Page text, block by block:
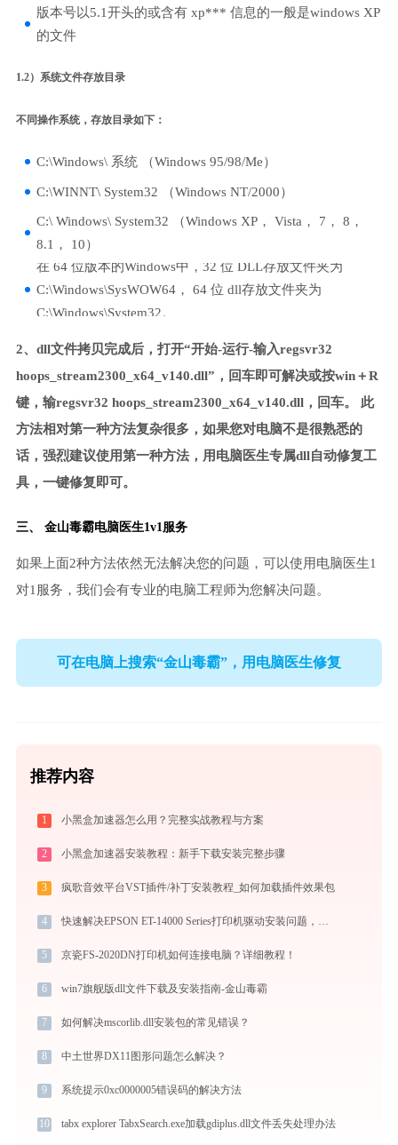
版本号以5.1开头的或含有 xp*** 信息的一般是windows XP
的文件
1.2）系统文件存放目录
不同操作系统，存放目录如下：
C:\Windows\ 系统 （Windows 95/98/Me）
C:\WINNT\ System32 （Windows NT/2000）
C:\ Windows\ System32 （Windows XP， Vista， 7， 8，
8.1， 10）
在 64 位版本的Windows中，32 位 DLL存放文件夹为
C:\Windows\SysWOW64， 64 位 dll存放文件夹为
C:\Windows\System32。
2、dll文件拷贝完成后，打开“开始-运行-输入regsvr32
hoops_stream2300_x64_v140.dll”，回车即可解决或按win＋R
键，输regsvr32 hoops_stream2300_x64_v140.dll，回车。 此
方法相对第一种方法复杂很多，如果您对电脑不是很熟悉的
话，强烈建议使用第一种方法，用电脑医生专属dll自动修复工
具，一键修复即可。
三、 金山毒霸电脑医生1v1服务
如果上面2种方法依然无法解决您的问题，可以使用电脑医生1
对1服务，我们会有专业的电脑工程师为您解决问题。
可在电脑上搜索“金山毒霸”，用电脑医生修复
推荐内容
1 小黑盒加速器怎么用？完整实战教程与方案
2 小黑盒加速器安装教程：新手下载安装完整步骤
3 疯歌音效平台VST插件/补丁安装教程_如何加载插件效果包
4 快速解决EPSON ET-14000 Series打印机驱动安装问题，这篇文章告诉你方法
5 京瓷FS-2020DN打印机如何连接电脑？详细教程！
6 win7旗舰版dll文件下载及安装指南-金山毒霸
7 如何解决mscorlib.dll安装包的常见错误？
8 中土世界DX11图形问题怎么解决？
9 系统提示0xc0000005错误码的解决方法
10 tabx explorer TabxSearch.exe加载gdiplus.dll文件丢失处理办法